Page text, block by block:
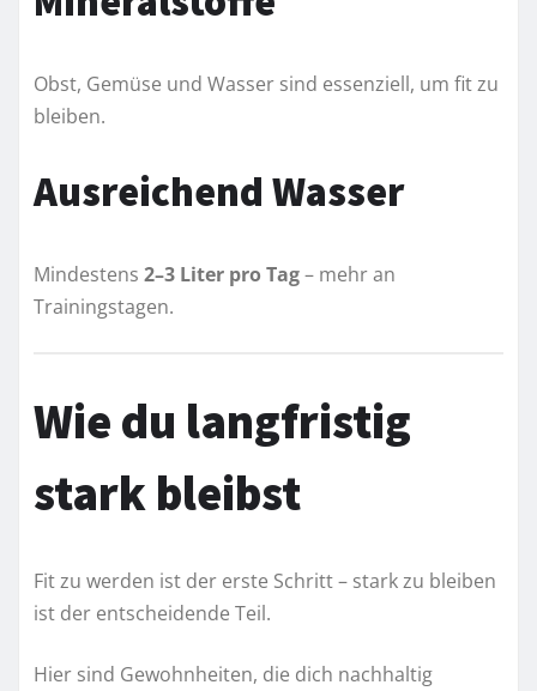
Obst, Gemüse und Wasser sind essenziell, um fit zu
bleiben.
Ausreichend Wasser
Mindestens 2–3 Liter pro Tag– mehr an
Trainingstagen.
Wie du langfristig
stark bleibst
Fit zu werden ist der erste Schritt – stark zu bleiben
ist der entscheidende Teil.
Hier sind Gewohnheiten, die dich nachhaltig